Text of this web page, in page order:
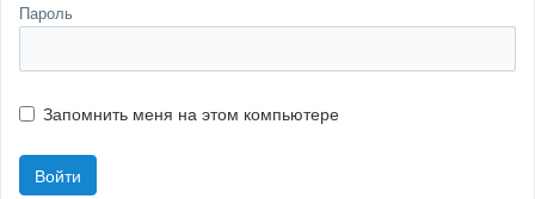
Пароль
Запомнить меня на этом компьютере